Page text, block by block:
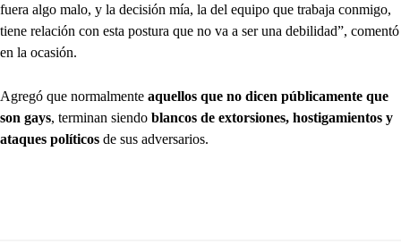
fuera algo malo, y la decisión mía, la del equipo que trabaja conmigo,
tiene relación con esta postura que no va a ser una debilidad”, comentó
en la ocasión.
Agregó que normalmente aquellos que no dicen públicamente que
son gays, terminan siendo blancos de extorsiones, hostigamientos y
ataques políticos de sus adversarios.